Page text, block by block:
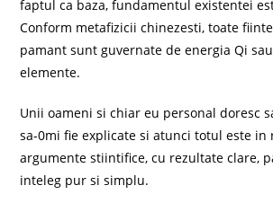
faptul ca baza, fundamentul existentei
Conform metafizicii chinezesti, toate
pamant sunt guvernate de energia Qi
elemente.
Unii oameni si chiar eu personal doresc
sa-0mi fie explicate si atunci totul este in
argumente stiintifice, cu rezultate clare,
inteleg pur si simplu.